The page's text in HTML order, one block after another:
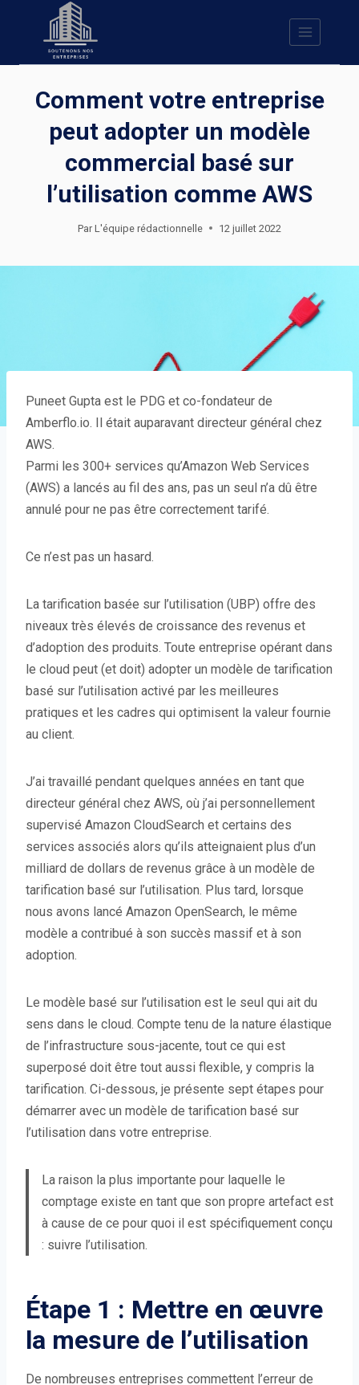
Comment votre entreprise
peut adopter un modèle
commercial basé sur
l’utilisation comme AWS
Par L'équipe rédactionnelle 12 juillet 2022
Puneet Gupta est le PDG et co-fondateur de
Amberflo.io. Il était auparavant directeur général chez
AWS.
Parmi les 300+ services qu’Amazon Web Services
(AWS) a lancés au fil des ans, pas un seul n’a dû être
annulé pour ne pas être correctement tarifé.
Ce n’est pas un hasard.
La tarification basée sur l’utilisation (UBP) offre des
niveaux très élevés de croissance des revenus et
d’adoption des produits. Toute entreprise opérant dans
le cloud peut (et doit) adopter un modèle de tarification
basé sur l’utilisation activé par les meilleures
pratiques et les cadres qui optimisent la valeur fournie
au client.
J’ai travaillé pendant quelques années en tant que
directeur général chez AWS, où j’ai personnellement
supervisé Amazon CloudSearch et certains des
services associés alors qu’ils atteignaient plus d’un
milliard de dollars de revenus grâce à un modèle de
tarification basé sur l’utilisation. Plus tard, lorsque
nous avons lancé Amazon OpenSearch, le même
modèle a contribué à son succès massif et à son
adoption.
Le modèle basé sur l’utilisation est le seul qui ait du
sens dans le cloud. Compte tenu de la nature élastique
de l’infrastructure sous-jacente, tout ce qui est
superposé doit être tout aussi flexible, y compris la
tarification. Ci-dessous, je présente sept étapes pour
démarrer avec un modèle de tarification basé sur
l’utilisation dans votre entreprise.
La raison la plus importante pour laquelle le
comptage existe en tant que son propre artefact est
à cause de ce pour quoi il est spécifiquement conçu
: suivre l’utilisation.
Étape 1 : Mettre en œuvre
la mesure de l’utilisation
De nombreuses entreprises commettent l’erreur de